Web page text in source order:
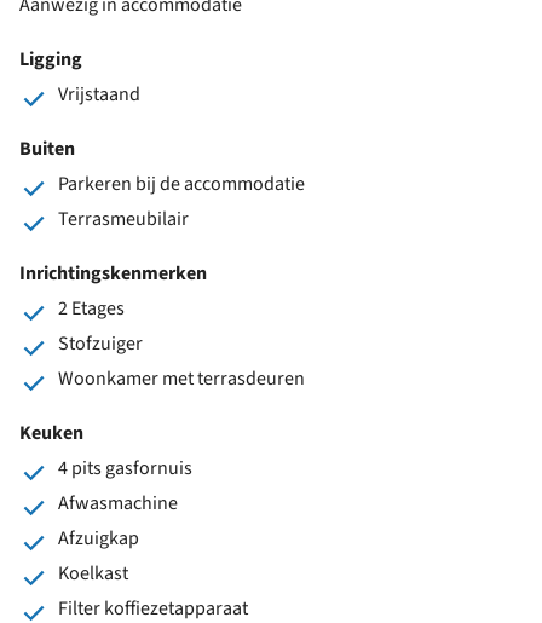
Ligging
Vrijstaand
Buiten
Parkeren bij de accommodatie
Terrasmeubilair
Inrichtingskenmerken
2 Etages
Stofzuiger
Woonkamer met terrasdeuren
Keuken
4 pits gasfornuis
Afwasmachine
Afzuigkap
Koelkast
Filter koffiezetapparaat